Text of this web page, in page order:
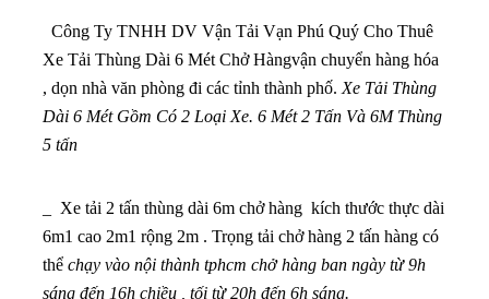
Công Ty TNHH DV Vận Tải Vạn Phú Quý Cho Thuê
Xe Tải Thùng Dài 6 Mét Chở Hàngvận chuyển hàng hóa
, dọn nhà văn phòng đi các tỉnh thành phố.Xe Tải Thùng
Dài 6 Mét Gồm Có 2 Loại Xe. 6 Mét 2 Tấn Và 6M Thùng
5 tấn
_ Xe tải 2 tấn thùng dài 6m chở hàng kích thước thực dài
6m1 cao 2m1 rộng 2m . Trọng tải chở hàng 2 tấn hàng có
thể chạy vào nội thành tphcm chở hàng ban ngày từ 9h
sáng đến 16h chiều , tối từ 20h đến 6h sáng.